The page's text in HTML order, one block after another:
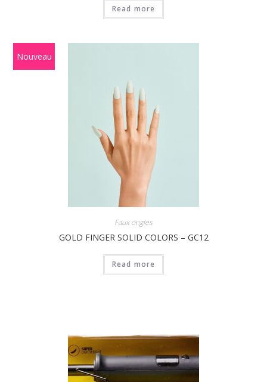
Read more
Nouveau
Faux ongles
GOLD FINGER SOLID COLORS – GC12
Read more